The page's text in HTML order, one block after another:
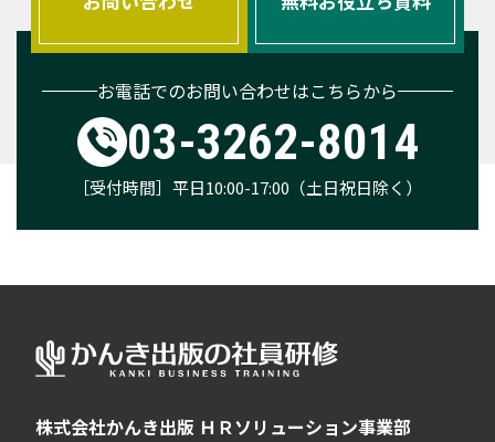
お電話でのお問い合わせはこちらから
03-3262-8014
［受付時間］平日10:00-17:00（土日祝日除く）
株式会社かんき出版 ＨＲソリューション事業部